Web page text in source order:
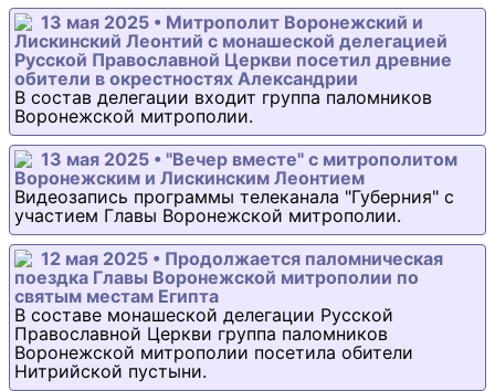
13 мая 2025 • Митрополит Воронежский и
Лискинский Леонтий с монашеской делегацией
Русской Православной Церкви посетил древние
обители в окрестностях Александрии
В состав делегации входит группа паломников
Воронежской митрополии.
13 мая 2025 • "Вечер вместе" с митрополитом
Воронежским и Лискинским Леонтием
Видеозапись программы телеканала "Губерния" с
участием Главы Воронежской митрополии.
12 мая 2025 • Продолжается паломническая
поездка Главы Воронежской митрополии по
святым местам Египта
В составе монашеской делегации Русской
Православной Церкви группа паломников
Воронежской митрополии посетила обители
Нитрийской пустыни.